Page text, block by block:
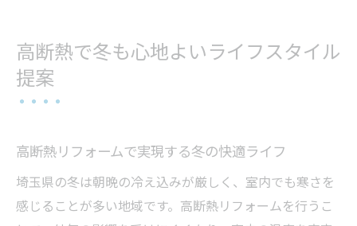
高断熱で冬も心地よいライフスタイル
提案
高断熱リフォームで実現する冬の快適ライフ
埼玉県の冬は朝晩の冷え込みが厳しく、室内でも寒さを
感じることが多い地域です。高断熱リフォームを行うこ